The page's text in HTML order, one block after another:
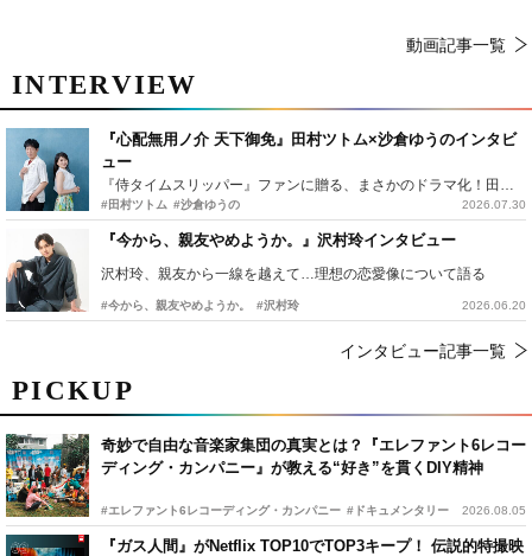
PICKUP
奇妙で自由な音楽家集団の真実とは？『エレファント6レコー
ディング・カンパニー』が教える“好き”を貫くDIY精神
#エレファント6レコーディング・カンパニー #ドキュメンタリー 2026.08.05
『ガス人間』がNetflix TOP10でTOP3キープ！ 伝説的特撮映
動画記事一覧
INTERVIEW
『心配無用ノ介 天下御免』田村ツトム×沙倉ゆうのインタビ
ュー
#田村ツトム #沙倉ゆうの 2026.07.30
『今から、親友やめようか。』沢村玲インタビュー
沢村玲、親友から一線を越えて…理想の恋愛像について語る
#今から、親友やめようか。 #沢村玲 2026.06.20
インタビュー記事一覧